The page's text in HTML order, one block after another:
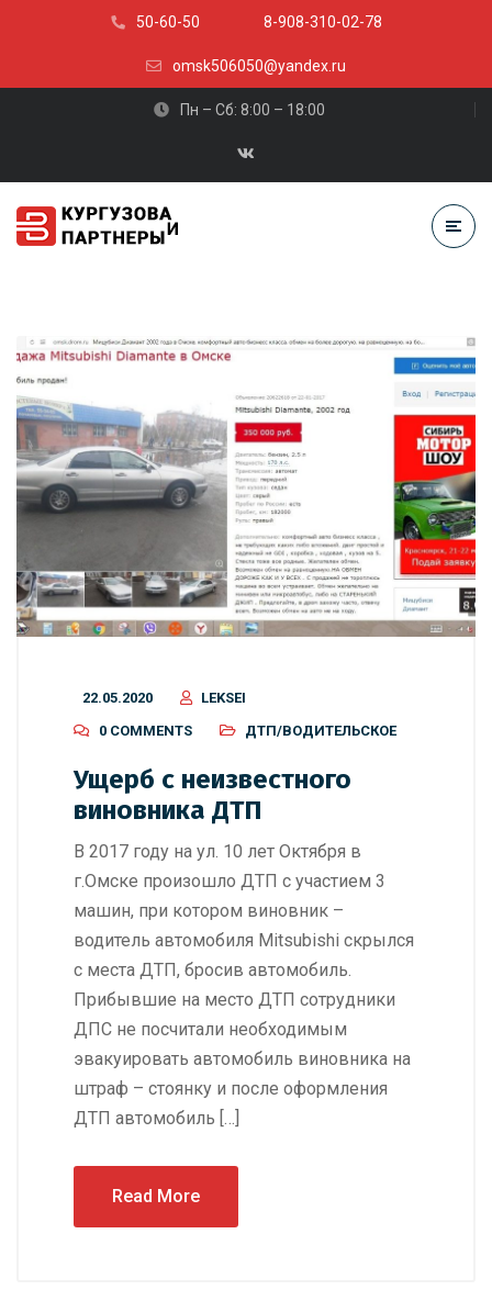
50-60-50 8-908-310-02-78
omsk506050@yandex.ru
Пн – Сб: 8:00 – 18:00
22.05.2020
LEKSEI
0 COMMENTS
ДТП/ВОДИТЕЛЬСКОЕ
Ущерб с неизвестного
виновника ДТП
В 2017 году на ул. 10 лет Октября в
г.Омске произошло ДТП с участием 3
машин, при котором виновник –
водитель автомобиля Mitsubishi скрылся
с места ДТП, бросив автомобиль.
Прибывшие на место ДТП сотрудники
ДПС не посчитали необходимым
эвакуировать автомобиль виновника на
штраф – стоянку и после оформления
ДТП автомобиль […]
Read More